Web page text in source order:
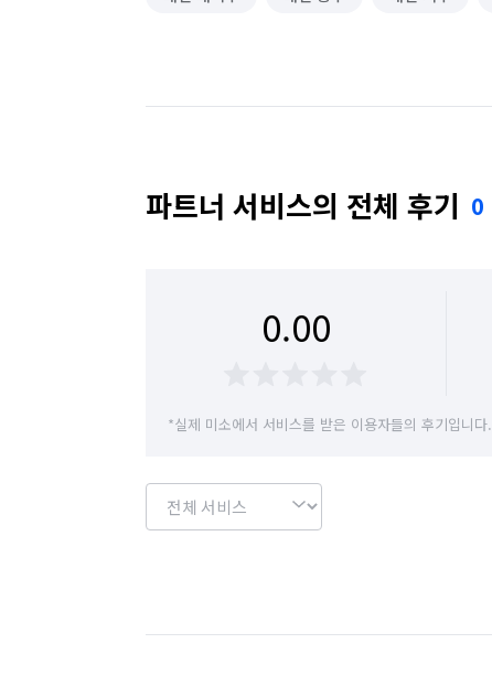
파트너 서비스의 전체 후기 0
0.00
*실제 미소에서 서비스를 받은 이용자들의 후기입니다.